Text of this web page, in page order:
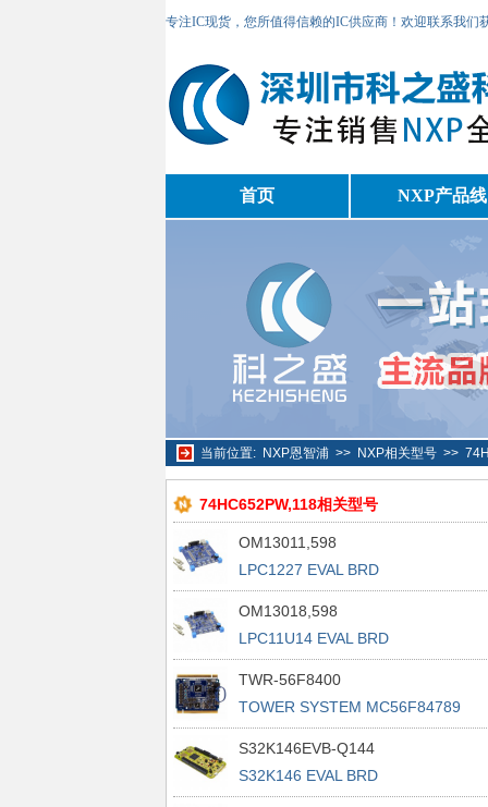
专注IC现货，您所值得信赖的IC供应商！欢迎联系我们
首页 NXP产品线
当前位置: NXP恩智浦>> NXP相关型号>>
74HC652PW,118相关型号
OM13011,598
LPC1227 EVAL BRD
OM13018,598
LPC11U14 EVAL BRD
TWR-56F8400
TOWER SYSTEM MC56F84789
EVAL BRD
S32K146EVB-Q144
S32K146 EVAL BRD